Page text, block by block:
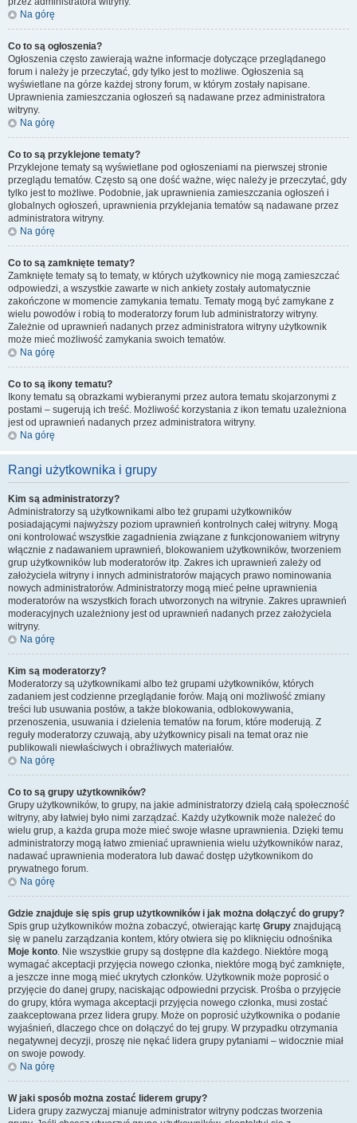
Na górę
Co to są ogłoszenia?
Ogłoszenia często zawierają ważne informacje dotyczące przeglądanego
forum i należy je przeczytać, gdy tylko jest to możliwe. Ogłoszenia są
wyświetlane na górze każdej strony forum, w którym zostały napisane.
Uprawnienia zamieszczania ogłoszeń są nadawane przez administratora
witryny.
Na górę
Co to są przyklejone tematy?
Przyklejone tematy są wyświetlane pod ogłoszeniami na pierwszej stronie
przeglądu tematów. Często są one dość ważne, więc należy je przeczytać, gdy
tylko jest to możliwe. Podobnie, jak uprawnienia zamieszczania ogłoszeń i
globalnych ogłoszeń, uprawnienia przyklejania tematów są nadawane przez
administratora witryny.
Na górę
Co to są zamknięte tematy?
Zamknięte tematy są to tematy, w których użytkownicy nie mogą zamieszczać
odpowiedzi, a wszystkie zawarte w nich ankiety zostały automatycznie
zakończone w momencie zamykania tematu. Tematy mogą być zamykane z
wielu powodów i robią to moderatorzy forum lub administratorzy witryny.
Zależnie od uprawnień nadanych przez administratora witryny użytkownik
może mieć możliwość zamykania swoich tematów.
Na górę
Co to są ikony tematu?
Ikony tematu są obrazkami wybieranymi przez autora tematu skojarzonymi z
postami – sugerują ich treść. Możliwość korzystania z ikon tematu uzależniona
jest od uprawnień nadanych przez administratora witryny.
Na górę
Rangi użytkownika i grupy
Kim są administratorzy?
Administratorzy są użytkownikami albo też grupami użytkowników
posiadającymi najwyższy poziom uprawnień kontrolnych całej witryny. Mogą
oni kontrolować wszystkie zagadnienia związane z funkcjonowaniem witryny
włącznie z nadawaniem uprawnień, blokowaniem użytkowników, tworzeniem
grup użytkowników lub moderatorów itp. Zakres ich uprawnień zależy od
założyciela witryny i innych administratorów mających prawo nominowania
nowych administratorów. Administratorzy mogą mieć pełne uprawnienia
moderatorów na wszystkich forach utworzonych na witrynie. Zakres uprawnień
moderacyjnych uzależniony jest od uprawnień nadanych przez założyciela
witryny.
Na górę
Kim są moderatorzy?
Moderatorzy są użytkownikami albo też grupami użytkowników, których
zadaniem jest codzienne przeglądanie forów. Mają oni możliwość zmiany
treści lub usuwania postów, a także blokowania, odblokowywania,
przenoszenia, usuwania i dzielenia tematów na forum, które moderują. Z
reguły moderatorzy czuwają, aby użytkownicy pisali na temat oraz nie
publikowali niewłaściwych i obraźliwych materiałów.
Na górę
Co to są grupy użytkowników?
Grupy użytkowników, to grupy, na jakie administratorzy dzielą całą społeczność
witryny, aby łatwiej było nimi zarządzać. Każdy użytkownik może należeć do
wielu grup, a każda grupa może mieć swoje własne uprawnienia. Dzięki temu
administratorzy mogą łatwo zmieniać uprawnienia wielu użytkowników naraz,
nadawać uprawnienia moderatora lub dawać dostęp użytkownikom do
prywatnego forum.
Na górę
Gdzie znajduje się spis grup użytkowników i jak można dołączyć do grupy?
Spis grup użytkowników można zobaczyć, otwierając kartę Grupy znajdującą
się w panelu zarządzania kontem, który otwiera się po kliknięciu odnośnika
Moje konto. Nie wszystkie grupy są dostępne dla każdego. Niektóre mogą
wymagać akceptacji przyjęcia nowego członka, niektóre mogą być zamknięte,
a jeszcze inne mogą mieć ukrytych członków. Użytkownik może poprosić o
przyjęcie do danej grupy, naciskając odpowiedni przycisk. Prośba o przyjęcie
do grupy, która wymaga akceptacji przyjęcia nowego członka, musi zostać
zaakceptowana przez lidera grupy. Może on poprosić użytkownika o podanie
wyjaśnień, dlaczego chce on dołączyć do tej grupy. W przypadku otrzymania
negatywnej decyzji, proszę nie nękać lidera grupy pytaniami – widocznie miał
on swoje powody.
Na górę
W jaki sposób można zostać liderem grupy?
Lidera grupy zazwyczaj mianuje administrator witryny podczas tworzenia